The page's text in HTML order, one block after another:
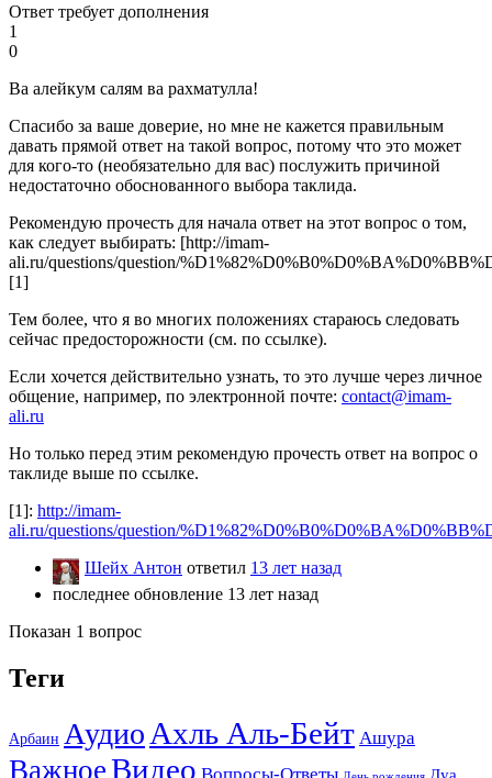
Ответ требует дополнения
1
0
Ва алейкум салям ва рахматулла!
Спасибо за ваше доверие, но мне не кажется правильным
давать прямой ответ на такой вопрос, потому что это может
для кого-то (необязательно для вас) послужить причиной
недостаточно обоснованного выбора таклида.
Рекомендую прочесть для начала ответ на этот вопрос о том,
как следует выбирать: [http://imam-
ali.ru/questions/question/
[1]
Тем более, что я во многих положениях стараюсь следовать
сейчас предосторожности (см. по ссылке).
Если хочется действительно узнать, то это лучше через личное
общение, например, по электронной почте: contact@imam-
ali.ru
Но только перед этим рекомендую прочесть ответ на вопрос о
таклиде выше по ссылке.
[1]: http://imam-
ali.ru/questions/question/
Шейх Антон ответил 13 лет назад
последнее обновление 13 лет назад
Показан 1 вопрос
Теги
Арбаин Аудио Ахль Аль-Бейт Ашура
ВажноеВидео Вопросы-Ответы Дуа